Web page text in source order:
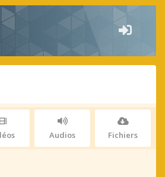
Audios Fichiers